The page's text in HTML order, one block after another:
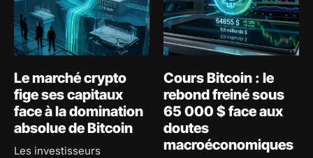
Le marché crypto
fige ses capitaux
face à la domination
absolue de Bitcoin
Les investisseurs
Cours Bitcoin : le
rebond freiné sous
65 000 $ face aux
doutes
macroéconomiques